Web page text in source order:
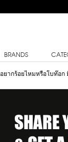
BRANDS
อยากร้อยไหมหรือโบท๊อ